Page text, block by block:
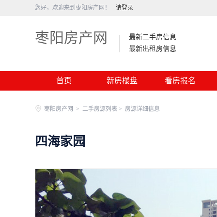
您好，欢迎来到枣阳房产网！ 请登录
枣阳房产网
最新二手房信息
最新出租房信息
首页 新房楼盘 看房报名
枣阳房产网 > 二手房源列表 > 房源详细信息
四海家园